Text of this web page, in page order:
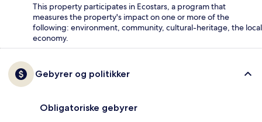
This property participates in Ecostars, a program that
measures the property's impact on one or more of the
following: environment, community, cultural-heritage, the local
economy.
Gebyrer og politikker
Obligatoriske gebyrer